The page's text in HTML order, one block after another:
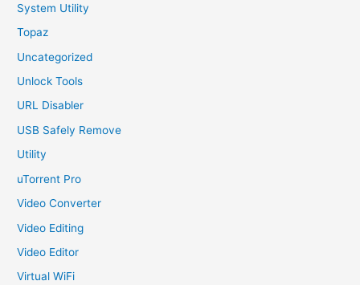
System Utility
Topaz
Uncategorized
Unlock Tools
URL Disabler
USB Safely Remove
Utility
uTorrent Pro
Video Converter
Video Editing
Video Editor
Virtual WiFi